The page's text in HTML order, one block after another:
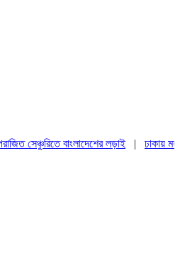
সেঞ্চুরিতে বাংলাদেশের লড়াই|ঢাকায়